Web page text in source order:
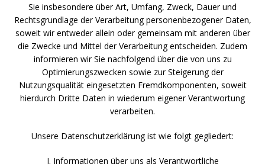
Sie insbesondere über Art, Umfang, Zweck, Dauer und
Rechtsgrundlage der Verarbeitung personenbezogener Daten,
soweit wir entweder allein oder gemeinsam mit anderen über
die Zwecke und Mittel der Verarbeitung entscheiden. Zudem
informieren wir Sie nachfolgend über die von uns zu
Optimierungszwecken sowie zur Steigerung der
Nutzungsqualität eingesetzten Fremdkomponenten, soweit
hierdurch Dritte Daten in wiederum eigener Verantwortung
verarbeiten.
Unsere Datenschutzerklärung ist wie folgt gegliedert:
I. Informationen über uns als Verantwortliche